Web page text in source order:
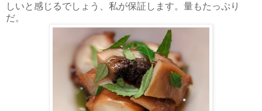
しいと感じるでしょう、私が保証します。量もたっぷり
だ。